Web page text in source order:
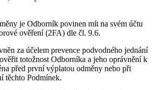
je Odborník povinen mít na svém účtu
ověření (2FA) dle čl. 9.6.
za účelem prevence podvodného jednání
totožnost Odborníka a jeho oprávnění k
před první výplatou odměny nebo při
těchto Podmínek.